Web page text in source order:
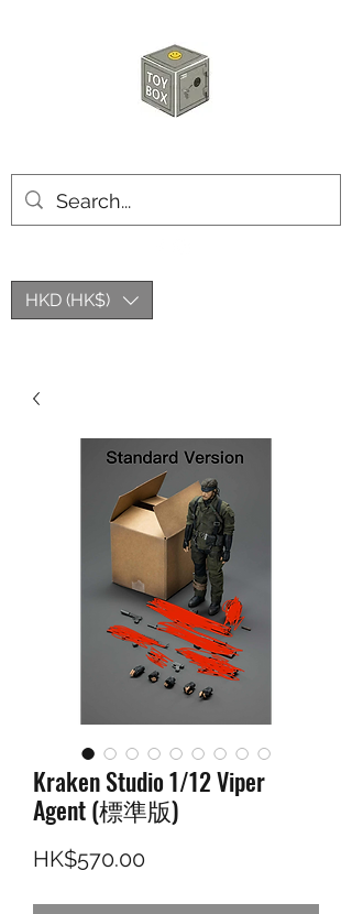
HKD (HK$)
Kraken Studio 1/12 Viper
Agent (標準版)
HK$570.00價格